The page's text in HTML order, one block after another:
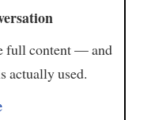
full content — and
actually used.